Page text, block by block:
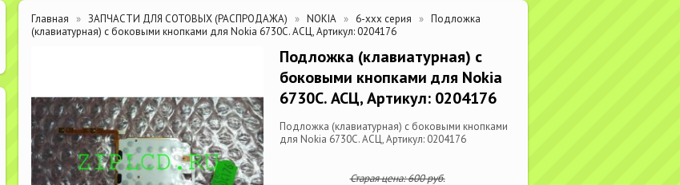
Главная ЗАПЧАСТИ ДЛЯ СОТОВЫХ (РАСПРОДАЖА) NOKIA 6-xxx серия
Подложка
(клавиатурная) с боковыми кнопками для Nokia 6730C. АСЦ, Артикул: 0204176
Подложка (клавиатурная) с
боковыми кнопками для Nokia
6730C. АСЦ, Артикул: 0204176
Подложка (клавиатурная) с боковыми кнопками
для Nokia 6730C. АСЦ, Артикул: 0204176
Старая цена:600руб.